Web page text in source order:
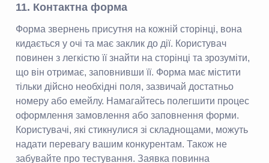
11. Контактна форма
Форма звернень присутня на кожній сторінці, вона
кидається у очі та має заклик до дії. Користувач
повинен з легкістю її знайти на сторінці та зрозуміти,
що він отримає, заповнивши її. Форма має містити
тільки дійсно необхідні поля, зазвичай достатньо
номеру або емейлу. Намагайтесь полегшити процес
оформлення замовлення або заповнення форми.
Користувачі, які стикнулися зі складнощами, можуть
надати перевагу вашим конкурентам. Також не
забувайте про тестування. Заявка повинна